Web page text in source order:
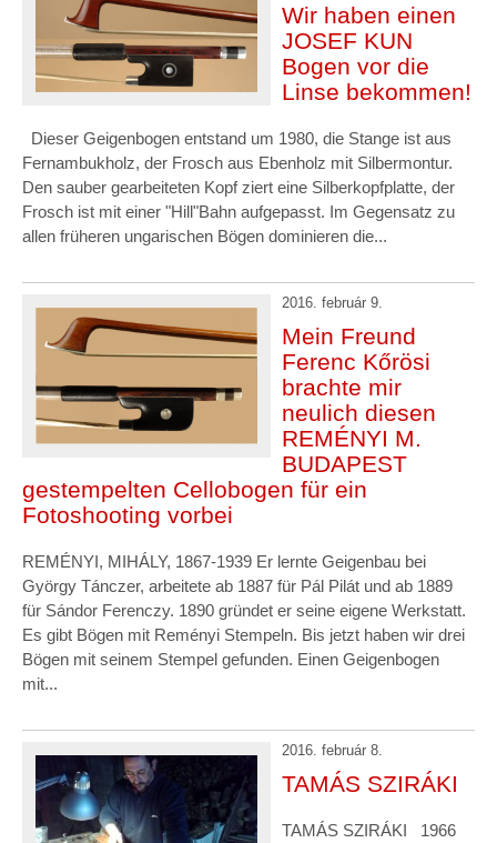
Wir haben einen
JOSEF KUN
Bogen vor die
Linse bekommen!
Dieser Geigenbogen entstand um 1980, die Stange ist aus
Fernambukholz, der Frosch aus Ebenholz mit Silbermontur.
Den sauber gearbeiteten Kopf ziert eine Silberkopfplatte, der
Frosch ist mit einer "Hill"Bahn aufgepasst. Im Gegensatz zu
allen früheren ungarischen Bögen dominieren die...
2016. február 9.
Mein Freund
Ferenc Kőrösi
brachte mir
neulich diesen
REMÉNYI M.
BUDAPEST
gestempelten Cellobogen für ein
Fotoshooting vorbei
REMÉNYI, MIHÁLY, 1867-1939 Er lernte Geigenbau bei
György Tánczer, arbeitete ab 1887 für Pál Pilát und ab 1889
für Sándor Ferenczy. 1890 gründet er seine eigene Werkstatt.
Es gibt Bögen mit Reményi Stempeln. Bis jetzt haben wir drei
Bögen mit seinem Stempel gefunden. Einen Geigenbogen
mit...
2016. február 8.
TAMÁS SZIRÁKI
TAMÁS SZIRÁKI 1966